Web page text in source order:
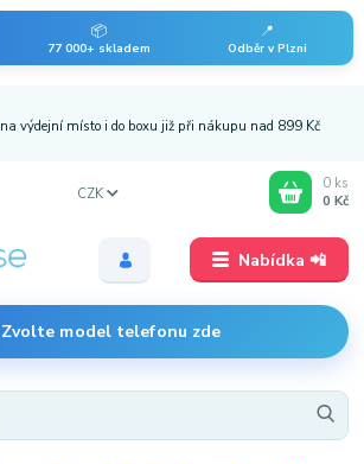
📦
77 000+ skladem
📍
Odběr v Plzni
Nabídka 📲
na výdejní místo i do boxu již při nákupu nad 899 Kč
Zvolte model telefonu zde
CZK
0 ks
0 Kč